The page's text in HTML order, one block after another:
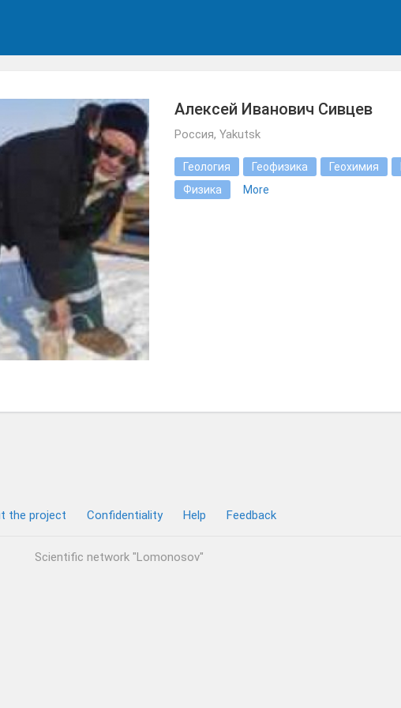
Алексей Иванович Сивцев
Россия, Yakutsk
Геология Геофизика Геохимия
Физика
More
the project Confidentiality Help Feedback
Scientific network "Lomonosov"